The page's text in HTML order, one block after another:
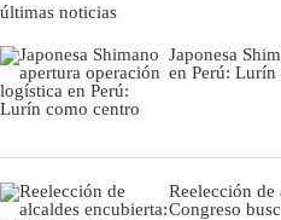
últimas noticias
Japonesa
en Perú: Lurín
Reelección de
Congreso